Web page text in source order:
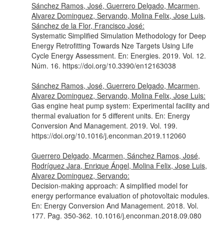
Sánchez Ramos, José, Guerrero Delgado, Mcarmen,
Alvarez Dominguez, Servando, Molina Felix, Jose Luis,
Sánchez de la Flor, Francisco José:
Systematic Simplified Simulation Methodology for Deep
Energy Retrofitting Towards Nze Targets Using Life
Cycle Energy Assessment. En: Energies. 2019. Vol. 12.
Núm. 16. https://doi.org/10.3390/en12163038
Sánchez Ramos, José, Guerrero Delgado, Mcarmen,
Alvarez Dominguez, Servando, Molina Felix, Jose Luis:
Gas engine heat pump system: Experimental facility and
thermal evaluation for 5 different units. En: Energy
Conversion And Management. 2019. Vol. 199.
https://doi.org/10.1016/j.enconman.2019.112060
Guerrero Delgado, Mcarmen, Sánchez Ramos, José,
Rodríguez Jara, Enrique Ángel, Molina Felix, Jose Luis,
Alvarez Dominguez, Servando:
Decision-making approach: A simplified model for
energy performance evaluation of photovoltaic modules.
En: Energy Conversion And Management. 2018. Vol.
177. Pag. 350-362. 10.1016/j.enconman.2018.09.080